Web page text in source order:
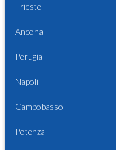
Trieste
Ancona
Perugia
Napoli
Campobasso
Potenza